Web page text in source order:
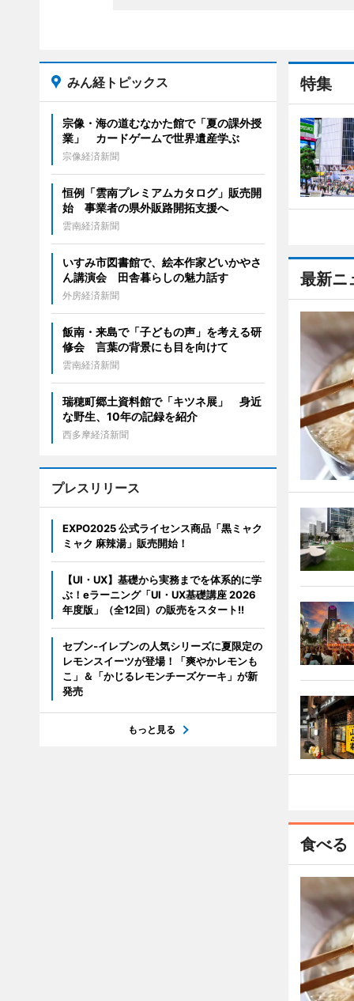
特集
最新ニ
食べる
みん経トピックス
宗像・海の道むなかた館で「夏の課外授
業」 カードゲームで世界遺産学ぶ
宗像経済新聞
恒例「雲南プレミアムカタログ」販売開
始 事業者の県外販路開拓支援へ
雲南経済新聞
いすみ市図書館で、絵本作家どいかやさ
ん講演会 田舎暮らしの魅力話す
外房経済新聞
飯南・来島で「子どもの声」を考える研
修会 言葉の背景にも目を向けて
雲南経済新聞
瑞穂町郷土資料館で「キツネ展」 身近
な野生、10年の記録を紹介
西多摩経済新聞
プレスリリース
EXPO2025 公式ライセンス商品「黒ミャク
ミャク 麻辣湯」販売開始！
【UI・UX】基礎から実務までを体系的に学
ぶ！eラーニング「UI・UX基礎講座 2026
年度版」（全12回）の販売をスタート!!
セブン‐イレブンの人気シリーズに夏限定の
レモンスイーツが登場！「爽やかレモンも
こ」＆「かじるレモンチーズケーキ」が新
発売
もっと見る